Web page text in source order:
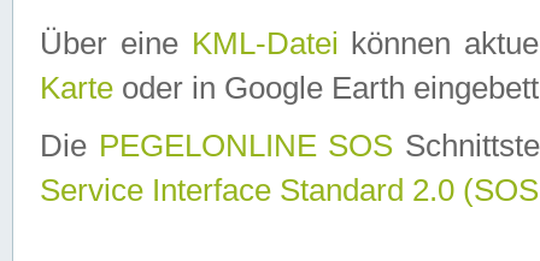
Über eine KML-Datei können
Karte oder in Google Earth
Die PEGELONLINE SOS
Service Interface Standard 2.0